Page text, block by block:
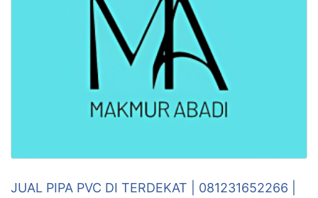
JUAL PIPA PVC DI TERDEKAT | 081231652266 |